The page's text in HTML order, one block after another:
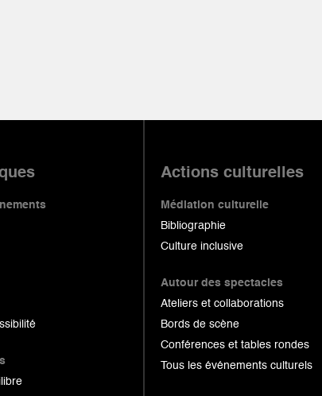
Actions culturelles
Médiation culturelle
Bibliographie
Culture inclusive
Autour des spectacles
Ateliers et collaborations
Bords de scène
Conférences et tables rondes
Tous les événements culturels